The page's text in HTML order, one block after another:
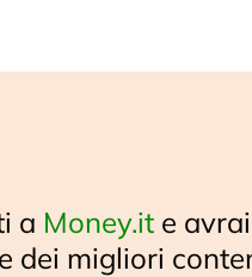
a Money.it e
dei migliori